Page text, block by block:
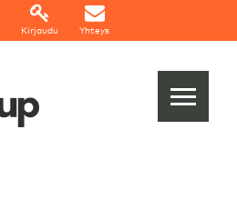
Kirjaudu Yhteys